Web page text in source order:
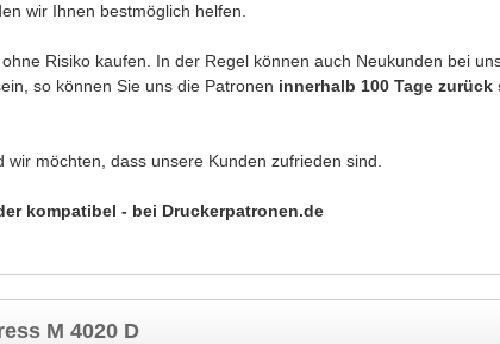
wir Ihnen bestmöglich helfen.
ohne Risiko kaufen. In der Regel können auch Neukunden bei
so können Sie uns die Patronen innerhalb 100 Tage zurück
möchten, dass unsere Kunden zufrieden sind.
kompatibel - bei Druckerpatronen.de
M 4020 D